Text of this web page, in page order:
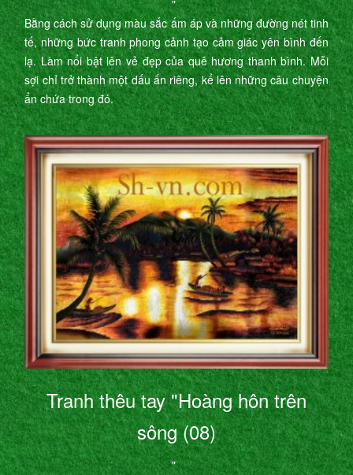
"
Bằng cách sử dụng màu sắc ấm áp và những đường nét tinh
tế, những bức tranh phong cảnh tạo cảm giác yên bình đến
lạ. Làm nổi bật lên vẻ đẹp của quê hương thanh bình. Mỗi
sợi chỉ trở thành một dấu ấn riêng, kể lên những câu chuyện
ẩn chứa trong đó.
Tranh thêu tay "Hoàng hôn trên
sông (08)
"